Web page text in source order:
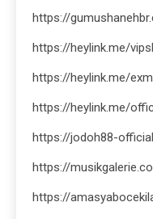
https://
https://heylink.me/
https://heylink.me/
https://heylink.me/
https://jodoh88-
https://
https://